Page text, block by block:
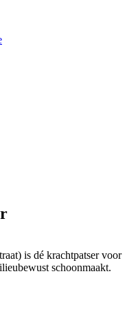
is dé krachtpatser voor
schoonmaakt.